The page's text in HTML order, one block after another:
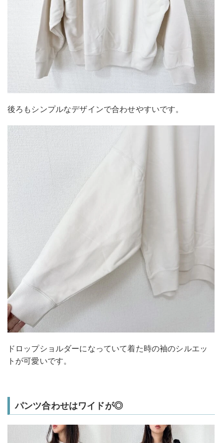
後ろもシンプルなデザインで合わせやすいです。
ドロップショルダーになっていて着た時の袖のシルエッ
トが可愛いです。
パンツ合わせはワイドが◎